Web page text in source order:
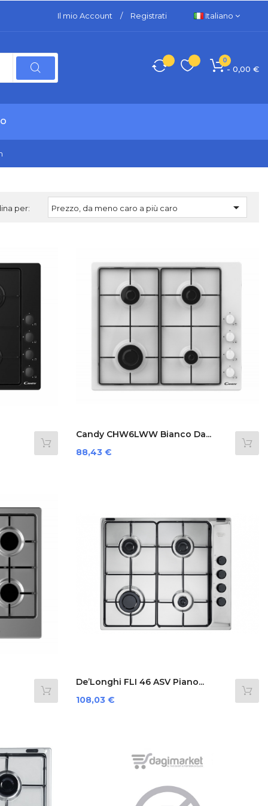
Il mio Account / Registrati Italiano
0
- 0,00 €
per: Prezzo, da meno caro a più caro 
Candy CHW6LWW Bianco Da...
Prezzo
88,43 €
De’Longhi FLI 46 ASV Piano...
Prezzo
108,03 €